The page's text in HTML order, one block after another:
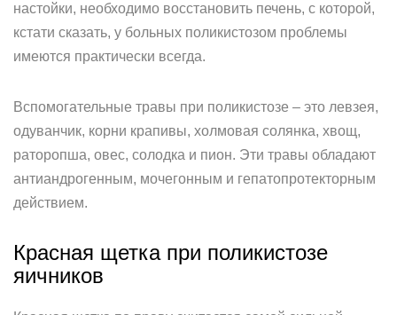
настойки, необходимо восстановить печень, с которой,
кстати сказать, у больных поликистозом проблемы
имеются практически всегда.
Вспомогательные травы при поликистозе – это левзея,
одуванчик, корни крапивы, холмовая солянка, хвощ,
раторопша, овес, солодка и пион. Эти травы обладают
антиандрогенным, мочегонным и гепатопротекторным
действием.
Красная щетка при поликистозе
яичников